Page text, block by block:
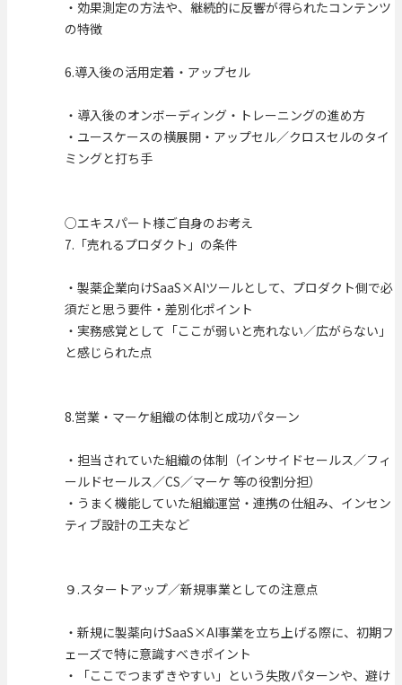
・効果測定の方法や、継続的に反響が得られたコンテンツ
の特徴
6.導入後の活用定着・アップセル
・導入後のオンボーディング・トレーニングの進め方
・ユースケースの横展開・アップセル／クロスセルのタイ
ミングと打ち手
○エキスパート様ご自身のお考え
7.「売れるプロダクト」の条件
・製薬企業向けSaaS×AIツールとして、プロダクト側で必
須だと思う要件・差別化ポイント
・実務感覚として「ここが弱いと売れない／広がらない」
と感じられた点
8.営業・マーケ組織の体制と成功パターン
・担当されていた組織の体制（インサイドセールス／フィ
ールドセールス／CS／マーケ 等の役割分担）
・うまく機能していた組織運営・連携の仕組み、インセン
ティブ設計の工夫など
９.スタートアップ／新規事業としての注意点
・新規に製薬向けSaaS×AI事業を立ち上げる際に、初期フ
ェーズで特に意識すべきポイント
・「ここでつまずきやすい」という失敗パターンや、避け